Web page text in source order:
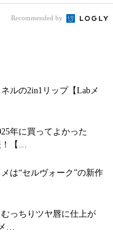
Recommended by
ルの2in1リップ【Labメ
年に買ってよかった
！【…
は“セルヴォーク”の新作
っちりツヤ唇に仕上が
…